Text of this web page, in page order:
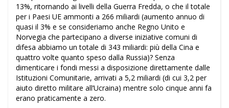
13%, ritornando ai livelli della Guerra Fredda, o che il totale
per i Paesi UE ammonti a 266 miliardi (aumento annuo di
quasi il 3% e se consideriamo anche Regno Unito e
Norvegia che partecipano a diverse iniziative comuni di
difesa abbiamo un totale di 343 miliardi: più della Cina e
quattro volte quanto speso dalla Russia)? Senza
dimenticare i fondi messi a disposizione direttamente dalle
Istituzioni Comunitarie, arrivati a 5,2 miliardi (di cui 3,2 per
aiuto diretto militare all’Ucraina) mentre solo cinque anni fa
erano praticamente a zero.